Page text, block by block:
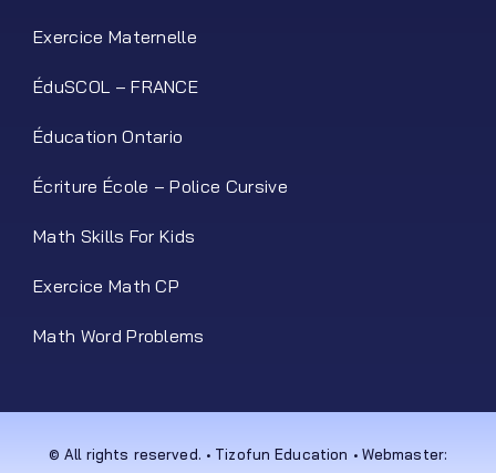
Exercice Maternelle
ÉduSCOL – FRANCE
Éducation Ontario
Écriture École – Police Cursive
Math Skills For Kids
Exercice Math CP
Math Word Problems
© All rights reserved. • Tizofun Education • Webmaster: